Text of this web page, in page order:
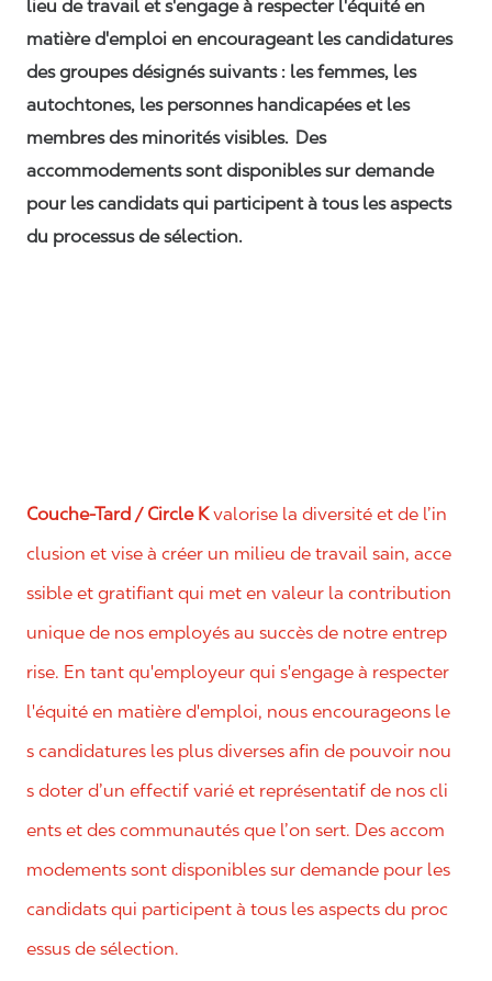
lieu de travail et s'engage à respecter l'équité en
matière d'emploi en encourageant les candidatures
des groupes désignés suivants : les femmes, les
autochtones, les personnes handicapées et les
membres des minorités visibles. Des
accommodements sont disponibles sur demande
pour les candidats qui participent à tous les aspects
du processus de sélection.
Couche-Tard / Circle Kvalorise la diversité et de l’in
clusion et vise à créer un milieu de travail sain, acce
ssible et gratifiant qui met en valeur la contribution
unique de nos employés au succès de notre entrep
rise. En tant qu'employeur qui s'engage à respecter
l'équité en matière d'emploi, nous encourageons le
s candidatures les plus diverses afin de pouvoir nou
s doter d’un effectif varié et représentatif de nos cli
ents et des communautés que l’on sert. Des accom
modements sont disponibles sur demande pour les
candidats qui participent à tous les aspects du proc
essus de sélection.